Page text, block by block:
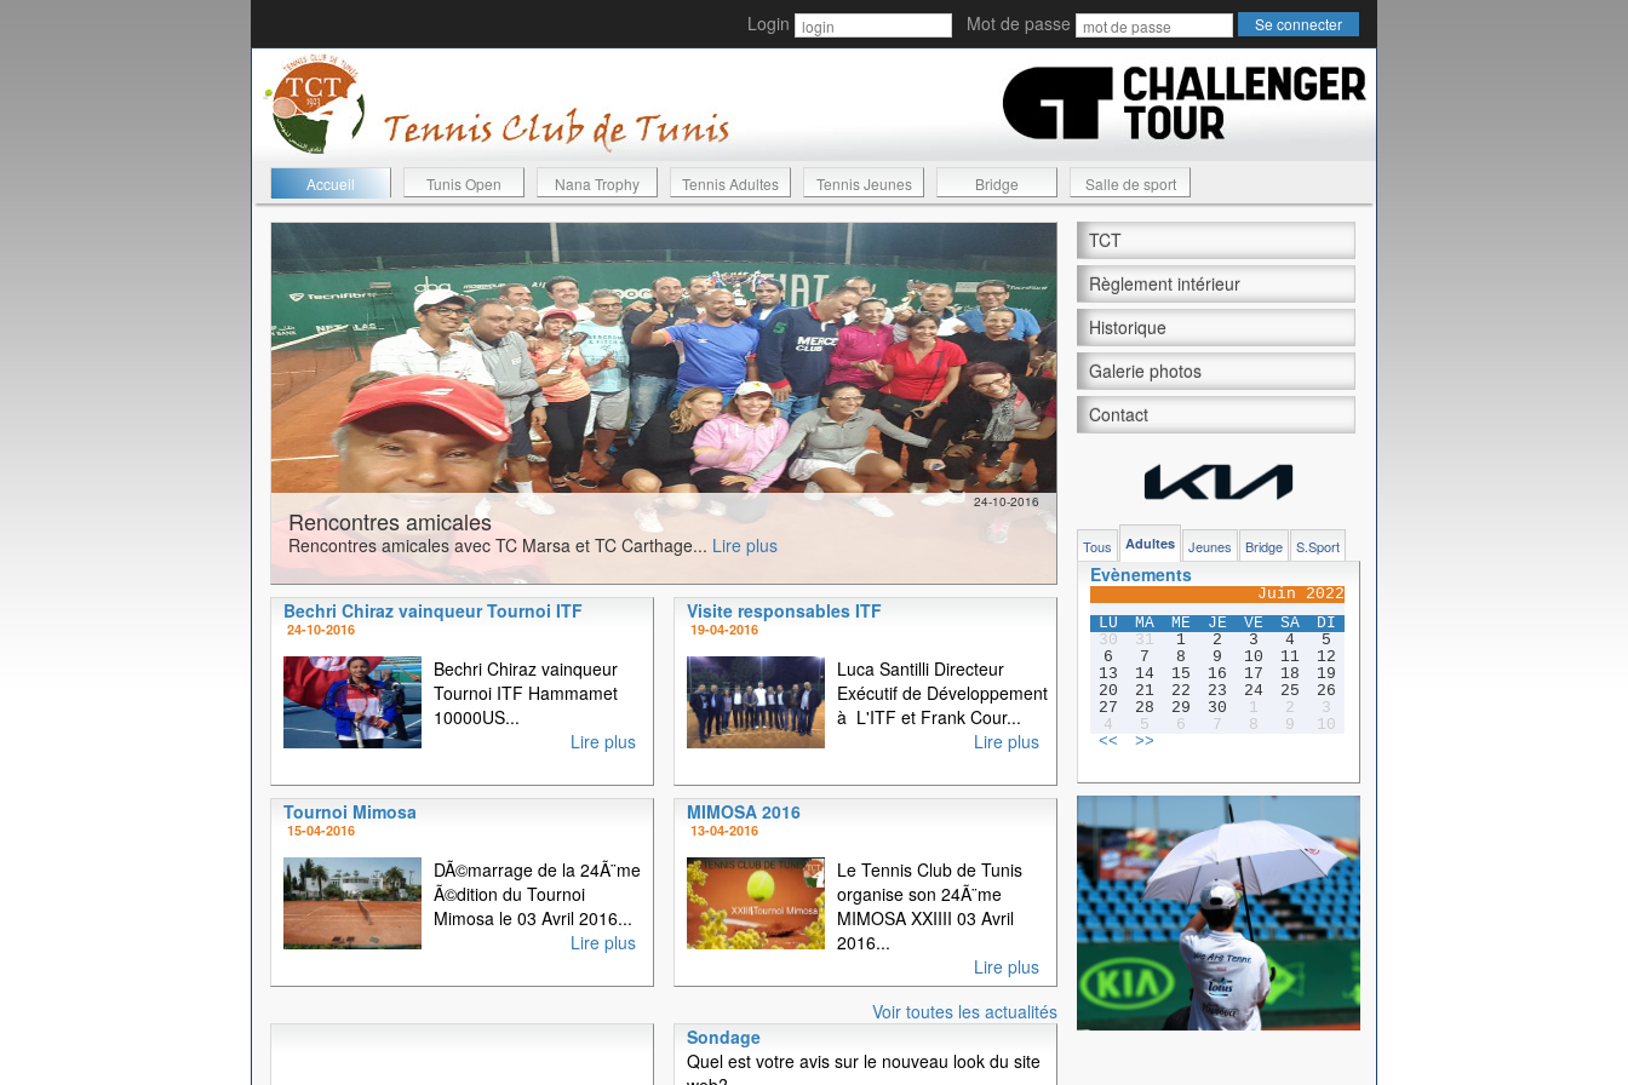
Login Mot de passe
Accueil Tunis Open Nana Trophy Tennis Adultes Tennis Jeunes Bridge Salle de sport
24-10-2016
Rencontres amicales
Rencontres amicales avec TC Marsa et TC Carthage... Lire plus
Bechri Chiraz vainqueur Tournoi ITF
24-10-2016
Bechri Chiraz vainqueur
Tournoi ITF Hammamet
10000US...
Lire plus
Visite responsables ITF
19-04-2016
Luca Santilli Directeur
Exécutif de Développement
à L'ITF et Frank Cour...
Lire plus
Tournoi Mimosa
15-04-2016
DÃ©marrage de la 24Ã¨me
Ã©dition du Tournoi
Mimosa le 03 Avril 2016...
Lire plus
MIMOSA 2016
13-04-2016
Le Tennis Club de Tunis
organise son 24Ã¨me
MIMOSA XXIIII 03 Avril
2016...
Lire plus
Voir toutes les actualités
Sondage
Quel est votre avis sur le nouveau look du site
TCT
Règlement intérieur
Historique
Galerie photos
Contact
Tous Adultes Jeunes Bridge S.Sport
Evènements
Juin 2022
LU
MA ME JE VE SA
DI
30
31 1 2 3 4
5
6
7 8 9 10 11
12
13
14 15 16 17 18
19
20
21 22 23 24 25
26
27
28 29 30 1 2
3
4
5 6 7 8 9
10
<<
>>